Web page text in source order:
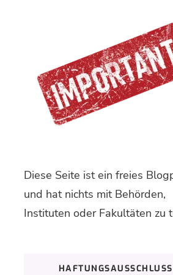
Diese Seite ist ein freies
und hat nichts mit Behörden,
Instituten oder Fakultäten zu
HAFTUNGSAUSSCHLUSS